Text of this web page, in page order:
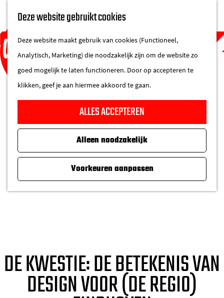
Deze website gebruikt cookies
Deze website maakt gebruik van cookies (Functioneel,
Analytisch, Marketing) die noodzakelijk zijn om de website zo
goed mogelijk te laten functioneren. Door op accepteren te
klikken, geef je aan hiermee akkoord te gaan.
ALLES ACCEPTEREN
Alleen noodzakelijk
Voorkeuren aanpassen
e
n
u
IN DE STAD
DE REGIO IN
DE KWESTIE: DE BETEKENIS VAN
DESIGN VOOR (DE REGIO)